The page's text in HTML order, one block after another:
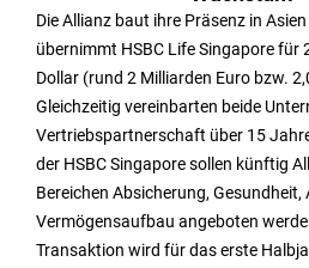
Die Allianz baut ihre Präsenz in
übernimmt HSBC Life Singapore für
Dollar (rund 2 Milliarden Euro bzw.
Gleichzeitig vereinbarten beide
Vertriebspartnerschaft über 15
der HSBC Singapore sollen künftig
Bereichen Absicherung,
Vermögensaufbau angeboten
Transaktion wird für das erste